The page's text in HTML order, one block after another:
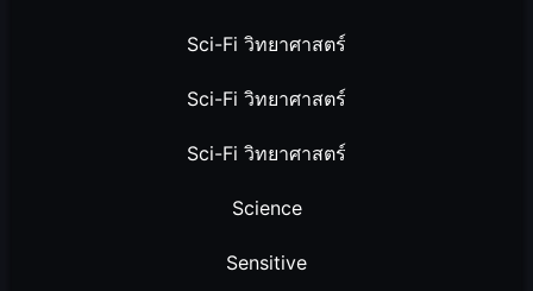
Sci-Fi วิทยาศาสตร์
Sci-Fi วิทยาศาสตร์
Sci-Fi วิทยาศาสตร์
Science
Sensitive